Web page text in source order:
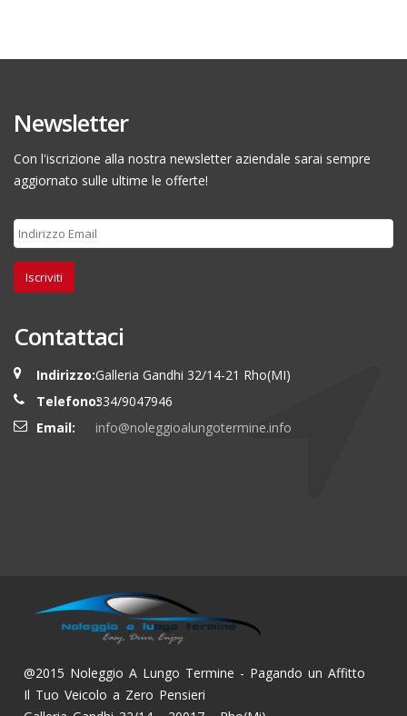
Newsletter
Con l'iscrizione alla nostra newsletter aziendale sarai sempre
aggiornato sulle ultime le offerte!
Iscriviti
Contattaci
Indirizzo:Galleria Gandhi 32/14-21 Rho(MI)
Telefono:334/9047946
Email:
info@noleggioalungotermine.info
@2015 Noleggio A Lungo Termine - Pagando un Affitto
Il Tuo Veicolo a Zero Pensieri